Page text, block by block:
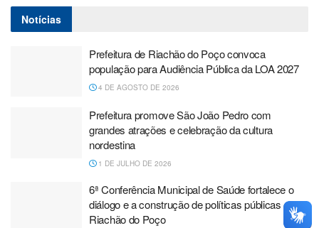
Notícias
Prefeitura de Riachão do Poço convoca
população para Audiência Pública da LOA 2027
4 DE AGOSTO DE 2026
Prefeitura promove São João Pedro com
grandes atrações e celebração da cultura
nordestina
1 DE JULHO DE 2026
6ª Conferência Municipal de Saúde fortalece o
diálogo e a construção de políticas públicas em
Riachão do Poço